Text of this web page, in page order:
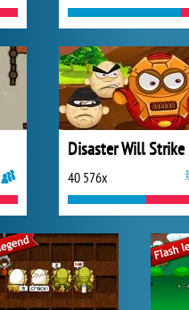
Disaster Will Strike
40 576x